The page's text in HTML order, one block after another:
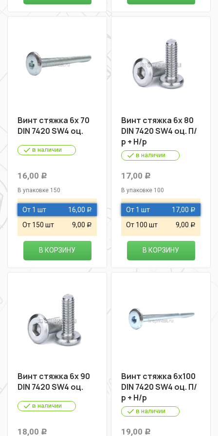
Винт стяжка 6х 70
DIN 7420 SW4 оц.
в наличии
16,00 Р
В упаковке 150
От 1 шт 16,00 Р
От 150 шт 9,00 Р
В КОРЗИНУ
Винт стяжка 6х 80
DIN 7420 SW4 оц. П/
р + Н/р
в наличии
17,00 Р
В упаковке 100
От 1 шт 17,00 Р
От 100 шт 9,00 Р
В КОРЗИНУ
Винт стяжка 6х 90
DIN 7420 SW4 оц.
в наличии
18,00 Р
Винт стяжка 6х100
DIN 7420 SW4 оц. П/
р + Н/р
в наличии
19,00 Р